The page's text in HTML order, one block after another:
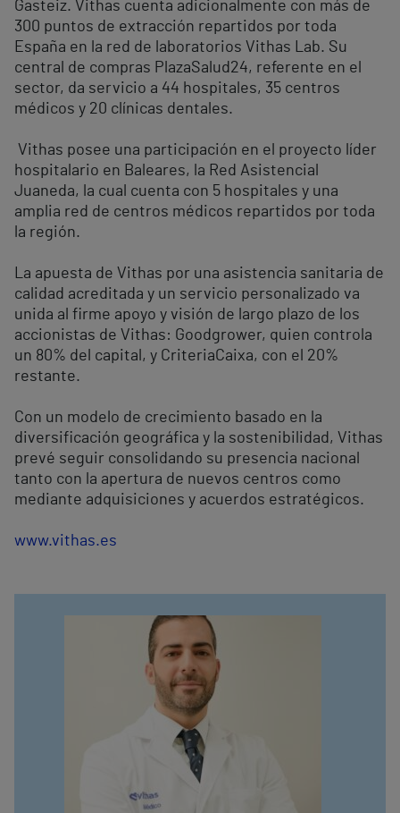
Gasteiz. Vithas cuenta adicionalmente con más de
300 puntos de extracción repartidos por toda
España en la red de laboratorios Vithas Lab. Su
central de compras PlazaSalud24, referente en el
sector, da servicio a 44 hospitales, 35 centros
médicos y 20 clínicas dentales.
Vithas posee una participación en el proyecto líder
hospitalario en Baleares, la Red Asistencial
Juaneda, la cual cuenta con 5 hospitales y una
amplia red de centros médicos repartidos por toda
la región.
La apuesta de Vithas por una asistencia sanitaria de
calidad acreditada y un servicio personalizado va
unida al firme apoyo y visión de largo plazo de los
accionistas de Vithas: Goodgrower, quien controla
un 80% del capital, y CriteriaCaixa, con el 20%
restante.
Con un modelo de crecimiento basado en la
diversificación geográfica y la sostenibilidad, Vithas
prevé seguir consolidando su presencia nacional
tanto con la apertura de nuevos centros como
mediante adquisiciones y acuerdos estratégicos.
www.vithas.es